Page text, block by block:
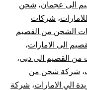
الى عجمان، شحن
، شركات
الشحن من القصيم
الى الامارات،
من القصيم الى دبى،
، شركة شحن من
الي الامارات، شركة